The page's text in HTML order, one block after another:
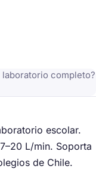
completo?
escolar.
L/min. Soporta
de Chile.